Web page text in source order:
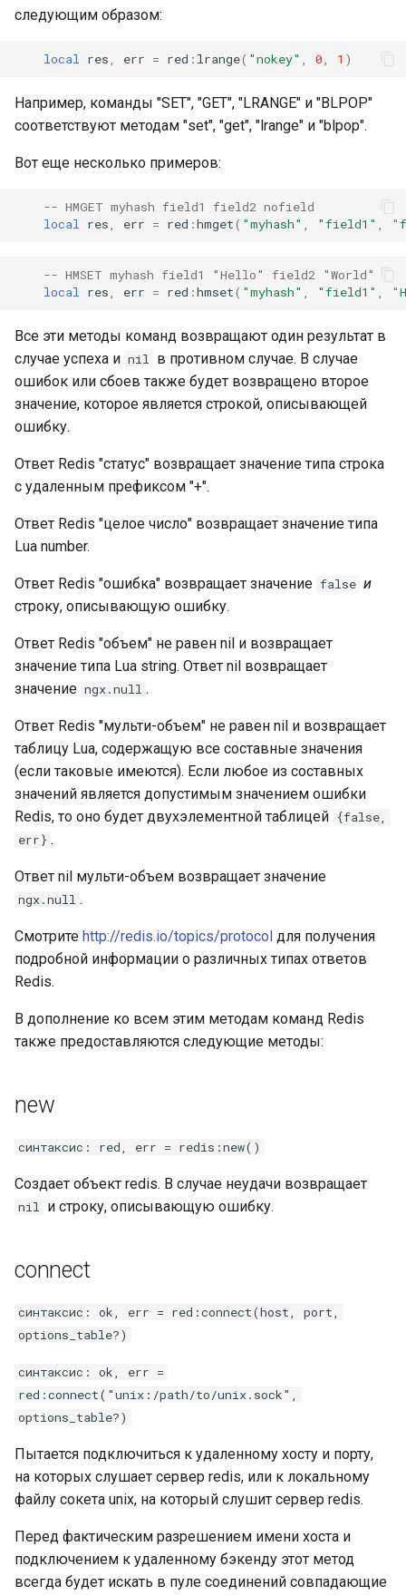
log-zmq
lua-upstream
lua
markdown
naxsi
nchan
ndk
nftset-access
njs
ntlm
passenger
perl
phantom-token
pipelog
postgres
proxy-connect
pta
rdns
redis2
rtmp
security-headers
security
server-redirect
set-misc
shibboleth
slowfs
small-light
следующим образом:
local res err = red : lrange( "nokey" 0 1 )
Например, команды "SET", "GET", "LRANGE" и "BLPOP"
соответствуют методам "set", "get", "lrange" и "blpop".
Вот еще несколько примеров:
-- HMGET myhash field1 field2 nofield
local
res err = red :hmget( "myhash" "field1"
-- HMSET myhash field1 "Hello" field2 "World"
local
res err = red :hmset( "myhash" "field1"
Все эти методы команд возвращают один результат в
случае успеха и nil в противном случае. В случае
ошибок или сбоев также будет возвращено второе
значение, которое является строкой, описывающей
ошибку.
Ответ Redis "статус" возвращает значение типа строка
с удаленным префиксом "+".
Ответ Redis "целое число" возвращает значение типа
Lua number.
Ответ Redis "ошибка" возвращает значение false и
строку, описывающую ошибку.
Ответ Redis "объем" не равен nil и возвращает
значение типа Lua string. Ответ nil возвращает
значение ngx.null .
Ответ Redis "мульти-объем" не равен nil и возвращает
таблицу Lua, содержащую все составные значения
(если таковые имеются). Если любое из составных
значений является допустимым значением ошибки
Redis, то оно будет двухэлементной таблицей {false,
err} .
Ответ nil мульти-объем возвращает значение
ngx.null .
Смотрите http://redis.io/topics/protocol для получения
подробной информации о различных типах ответов
Redis.
В дополнение ко всем этим методам команд Redis
также предоставляются следующие методы:
new
синтаксис: red, err = redis:new()
Создает объект redis. В случае неудачи возвращает
nil и строку, описывающую ошибку.
connect
синтаксис: ok, err = red:connect(host, port,
options_table?)
синтаксис: ok, err =
red:connect("unix:/path/to/unix.sock",
options_table?)
Пытается подключиться к удаленному хосту и порту,
на которых слушает сервер redis, или к локальному
файлу сокета unix, на который слушит сервер redis.
Перед фактическим разрешением имени хоста и
подключением к удаленному бэкенду этот метод
всегда будет искать в пуле соединений совпадающие